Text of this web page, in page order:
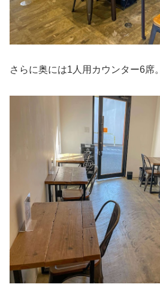
さらに奥には1人用カウンター6席。